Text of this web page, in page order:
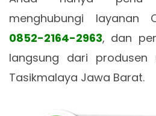
menghubungi layanan
0852-2164-2963, dan
langsung dari
Tasikmalaya Jawa Barat.